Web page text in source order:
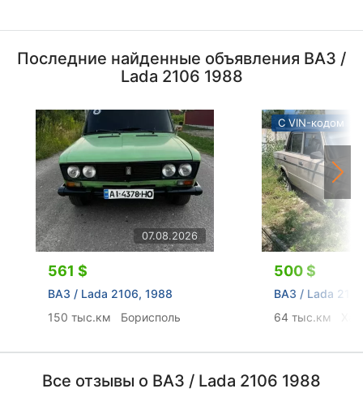
Последние найденные объявления ВАЗ /
Lada 2106 1988
07.08.2026
561 $
ВАЗ / Lada 2106, 1988
150 тыс.км
Борисполь
С VIN-кодом
500 $
ВАЗ / Lada
64 тыс.км
Все отзывы о ВАЗ / Lada 2106 1988